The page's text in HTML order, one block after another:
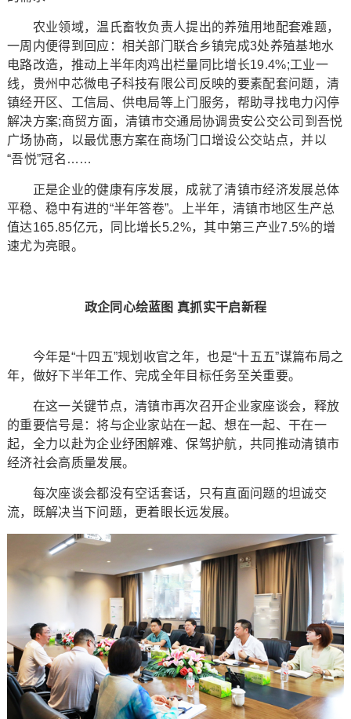
农业领域，温氏畜牧负责人提出的养殖用地配套难题，
一周内便得到回应：相关部门联合乡镇完成3处养殖基地水
电路改造，推动上半年肉鸡出栏量同比增长19.4%;工业一
线，贵州中芯微电子科技有限公司反映的要素配套问题，清
镇经开区、工信局、供电局等上门服务，帮助寻找电力闪停
解决方案;商贸方面，清镇市交通局协调贵安公交公司到吾悦
广场协商，以最优惠方案在商场门口增设公交站点，并以
“吾悦”冠名……
正是企业的健康有序发展，成就了清镇市经济发展总体
平稳、稳中有进的“半年答卷”。上半年，清镇市地区生产总
值达165.85亿元，同比增长5.2%，其中第三产业7.5%的增
速尤为亮眼。
政企同心绘蓝图 真抓实干启新程
今年是“十四五”规划收官之年，也是“十五五”谋篇布局之
年，做好下半年工作、完成全年目标任务至关重要。
在这一关键节点，清镇市再次召开企业家座谈会，释放
的重要信号是：将与企业家站在一起、想在一起、干在一
起，全力以赴为企业纾困解难、保驾护航，共同推动清镇市
经济社会高质量发展。
每次座谈会都没有空话套话，只有直面问题的坦诚交
流，既解决当下问题，更着眼长远发展。